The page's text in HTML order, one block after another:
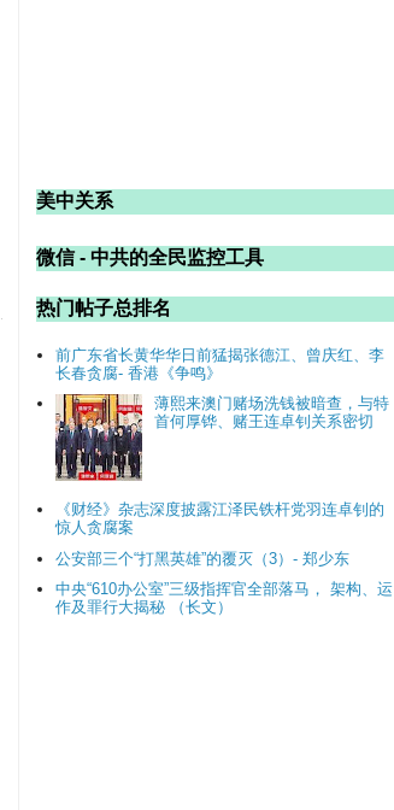
美中关系
微信 - 中共的全民监控工具
热门帖子总排名
前广东省长黄华华日前猛揭张德江、曾庆红、李
长春贪腐- 香港《争鸣》
薄熙来澳门赌场洗钱被暗查，与特
首何厚铧、赌王连卓钊关系密切
《财经》杂志深度披露江泽民铁杆党羽连卓钊的
惊人贪腐案
公安部三个“打黑英雄”的覆灭（3）- 郑少东
中央“610办公室”三级指挥官全部落马， 架构、运
作及罪行大揭秘 （长文）